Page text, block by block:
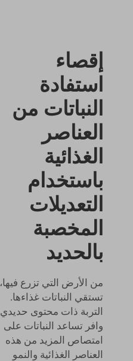
إقصاء
استفادة
النباتات من
العناصر
الغذائية
باستخدام
التعديلات
المخصبة
بالحديد
من الأرض التي تزرع فيها،
تستقي النباتات غذاءها.
التربة ذات محتوى حديدي
وافر تساعد النباتات على
امتصاص المزيد من هذه
العناصر الغذائية والنمو